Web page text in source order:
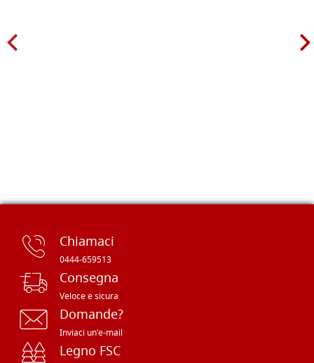
Chiamaci
0444-659513
Consegna
Veloce e sicura
Domande?
Inviaci un'e-mail
Legno FSC